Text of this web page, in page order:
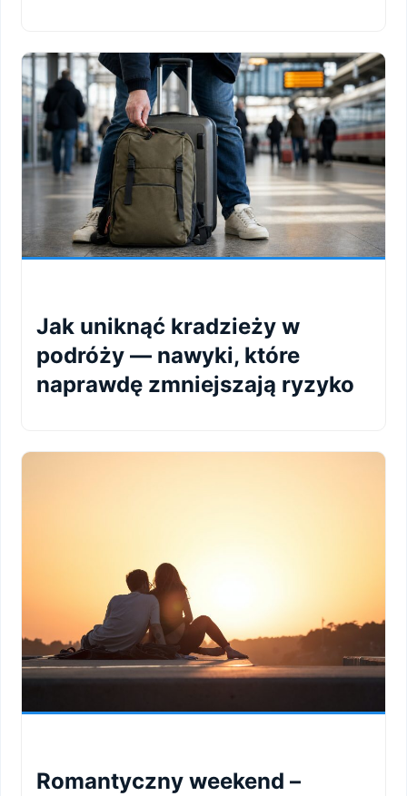
Jak uniknąć kradzieży w
podróży — nawyki, które
naprawdę zmniejszają ryzyko
Romantyczny weekend –